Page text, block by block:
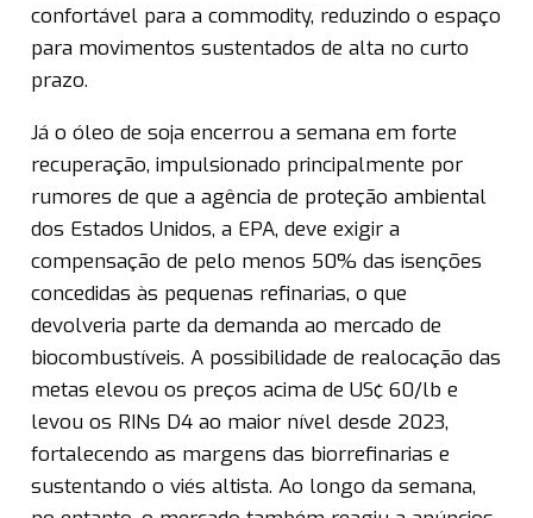
confortável para a commodity, reduzindo o espaço
para movimentos sustentados de alta no curto
prazo.
Já o óleo de soja encerrou a semana em forte
recuperação, impulsionado principalmente por
rumores de que a agência de proteção ambiental
dos Estados Unidos, a EPA, deve exigir a
compensação de pelo menos 50% das isenções
concedidas às pequenas refinarias, o que
devolveria parte da demanda ao mercado de
biocombustíveis. A possibilidade de realocação das
metas elevou os preços acima de US¢ 60/lb e
levou os RINs D4 ao maior nível desde 2023,
fortalecendo as margens das biorrefinarias e
sustentando o viés altista. Ao longo da semana,